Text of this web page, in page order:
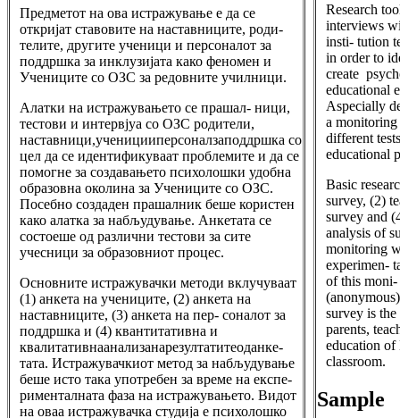
Предметот на ова истражување е да се
откријат ставовите на наставниците, роди-
телите, другите ученици и персоналот за
поддршка за инклузијата како феномен и
Учениците со ОЗС за редовните училници.
Алатки на истражувањето се прашал- ници,
тестови и интервјуа со ОЗС родители,
наставници,ученицииперсоналзаподдршка со
цел да се идентификуваат проблемите и да се
помогне за создавањето психолошки удобна
образовна околина за Учениците со ОЗС.
Посебно создаден прашалник беше користен
како алатка за набљудување. Анкетата се
состоеше од различни тестови за сите
учесници за образовниот процес.
Основните истражувачки методи вклучуваат
(1) анкета на учениците, (2) анкета на
наставниците, (3) анкета на пер- соналот за
поддршка и (4) квантитативна и
квалитативнаанализанарезултатитеоданке-
тата. Истражувачкиот метод за набљудување
беше исто така употребен за време на експе-
рименталната фаза на истражувањето. Видот
на оваа истражувачка студија е психолошко
Research
interviews
insti- tution
in order to
create
educational
Aspecially
a
different
educational
Basic
survey, (2)
survey and
analysis of
monitoring
experimen-
of this
survey is
parents,
education of
classroom.
Sample